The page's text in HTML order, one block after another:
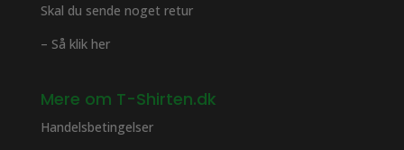
Skal du sende noget retur
– Så klik her
Mere om T-Shirten.dk
Handelsbetingelser